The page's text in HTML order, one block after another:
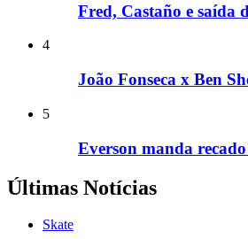
Fred, Castaño e saída
4
João Fonseca x Ben
5
Everson manda
Últimas Notícias
Skate